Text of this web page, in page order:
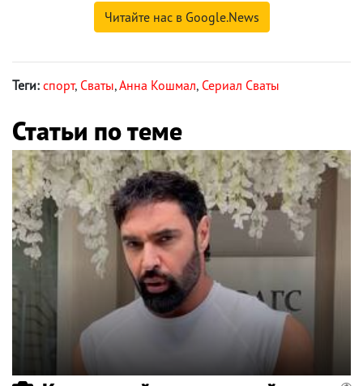
Читайте нас в Google.News
Теги: спорт, Сваты,Анна Кошмал, Сериал Сваты
Статьи по теме